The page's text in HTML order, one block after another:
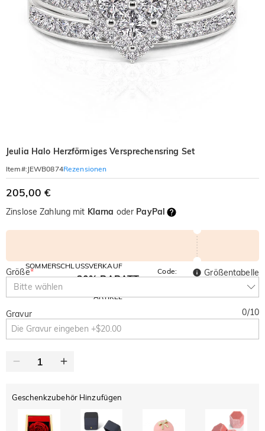
Jeulia Halo Herzförmiges Versprechensring Set
Item#: JEWB0874Rezensionen
205,00 €
Zinslose Zahlung mit Klarna oder PayPal
SOMMERSCHLUSSVERKAUF
10% RABATT
AUF ALLES
30% RABATT
ARTIKEL
Code:
SUMMER
Größe*
Bitte wählen
Größentabelle
Gravur 0/10
Geschenkzubehör Hinzufügen